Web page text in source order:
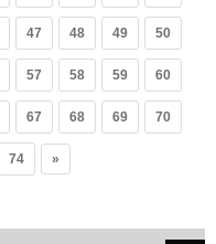
47 48 49 50
57 58 59 60
67 68 69 70
74 »